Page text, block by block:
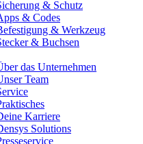
& Schutz
& Codes
& Werkzeug
& Buchsen
das Unternehmen
Team
Karriere
Solutions